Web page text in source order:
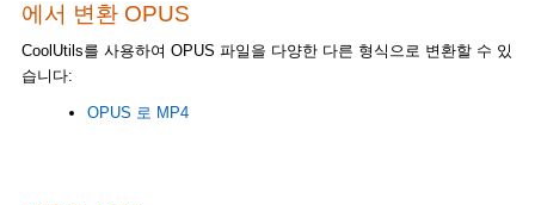
에서 변환 OPUS
CoolUtils를 사용하여 OPUS 파일을 다양한 다른 형식으로 변환할 수 있
습니다:
OPUS 로 MP4